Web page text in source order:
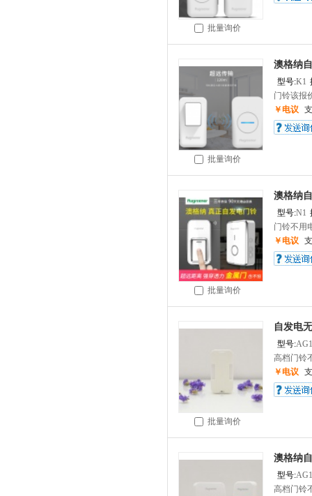
批量询价
批量询价
澳格纳
型号:K1
门铃该报
￥电议
批量询价
澳格纳
型号:N1
门铃不用
￥电议
批量询价
自发电
型号:
高档门铃
￥电议
澳格纳
型号:
高档门铃